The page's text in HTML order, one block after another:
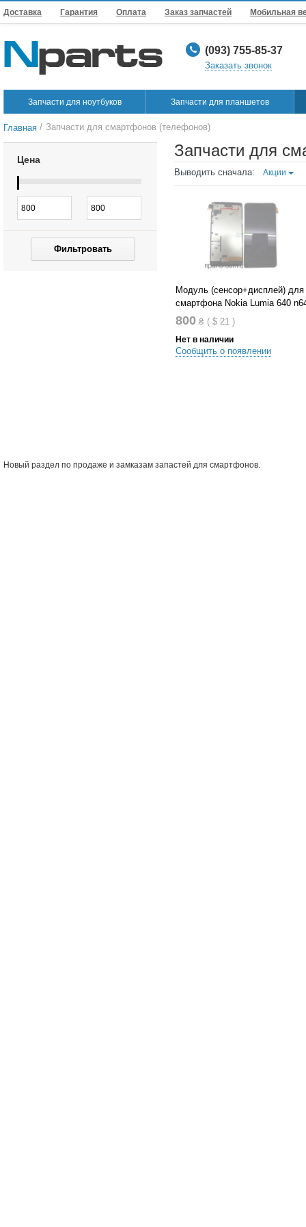
Доставка Гарантия Оплата Заказ запчастей Мобильная
(093) 755-85-37
Заказать звонок
Запчасти для ноутбуков Запчасти для планшетов
Главная / Запчасти для смартфонов (телефонов)
Запчасти для
Выводить сначала: Акции
Модуль (сенсор+дисплей) для
смартфона Nokia Lumia 640
800 ₴ ( $ 21)
Нет в наличии
Сообщить о появлении
Цена
Фильтровать
Новый раздел по продаже и замказам запастей для смартфонов.